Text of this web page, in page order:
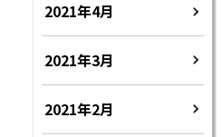
2021年4月
2021年3月
2021年2月